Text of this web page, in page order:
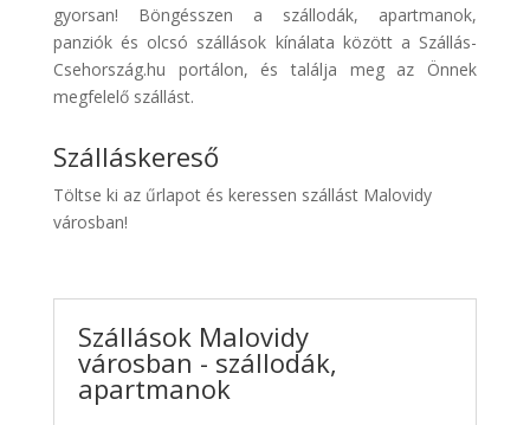
Discover
Cars
Transzfer
Kiwi
Taxi
gyorsan! Böngésszen a szállodák, apartmanok,
panziók és olcsó szállások kínálata között a Szállás-
Csehország.hu portálon, és találja meg az Önnek
megfelelő szállást.
Szálláskereső
Töltse ki az űrlapot és keressen szállást Malovidy
városban!
Szállások Malovidy
városban - szállodák,
apartmanok